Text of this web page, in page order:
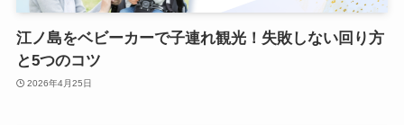
江ノ島をベビーカーで子連れ観光！失敗しない回り方
と5つのコツ
2026年4月25日